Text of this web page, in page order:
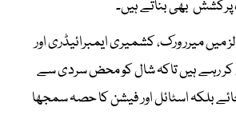
پرکشش بھی بناتے ہیں۔
میں میرر ورک، کشمیری ایمبرائیڈری اور
کر رہے ہیں تاکہ شال کو محض سردی سے
جائے بلکہ اسٹائل اور فیشن کا حصہ سمجھا